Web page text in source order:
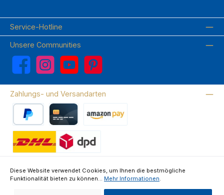
Service-Hotline
Unsere Communities
Facebook Instagram YouTube Pinterest
Zahlungs- und Versandarten
Über uns Kontakte & FAQ Datenschutz Impressum
Diese Website verwendet Cookies, um Ihnen die bestmögliche
Funktionalität bieten zu können... Mehr Informationen.